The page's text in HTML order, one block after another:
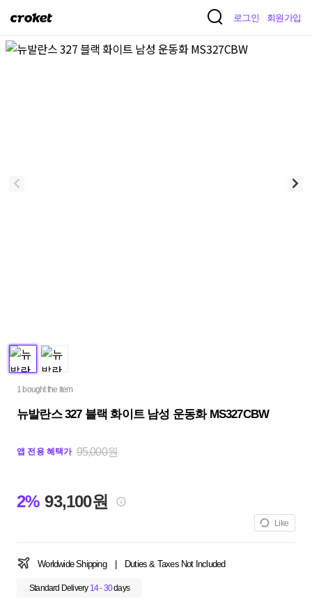
크
켓
로그인 회원가입
1 bought the item
뉴발란스 327 블랙 화이트 남성 운동화 MS327CBW
앱 전용 혜택가 95,000원
2% 93,100원
Like
Worldwide Shipping Duties & Taxes Not Included
Standard Delivery 14 - 30days